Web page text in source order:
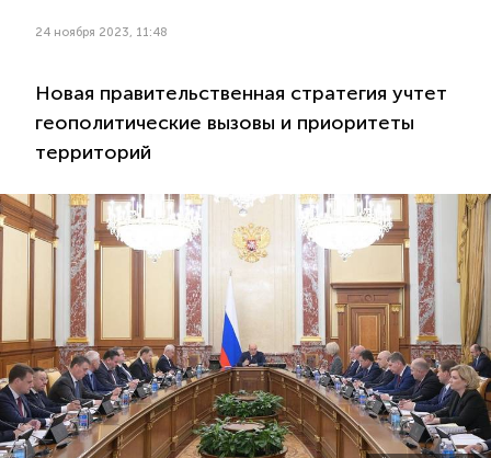
24 ноября 2023, 11:48
Новая правительственная стратегия учтет
геополитические вызовы и приоритеты
территорий